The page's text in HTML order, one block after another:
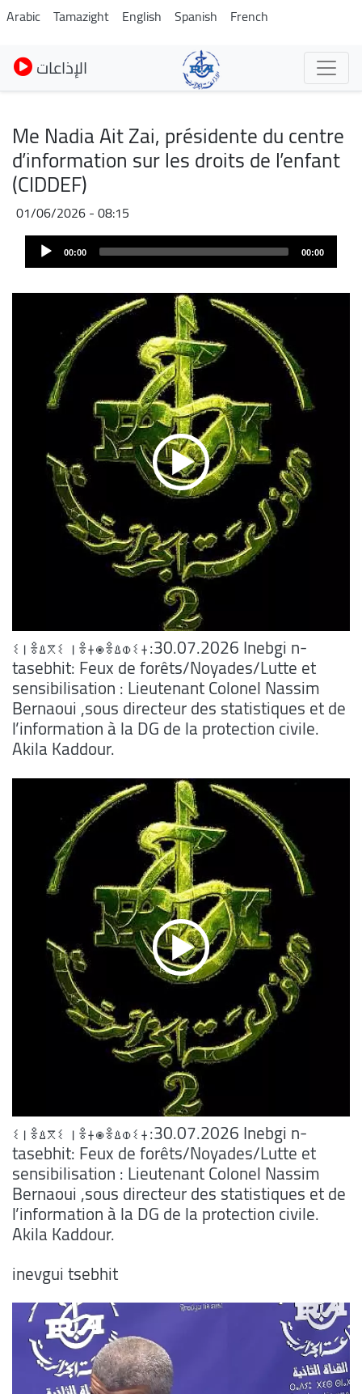
Pasar
al
contenido
principal
Arabic Tamazight English Spanish French
الإذاعات
Me Nadia Ait Zai, présidente du centre
d’information sur les droits de l’enfant
(CIDDEF)
01/06/2026 - 08:15
Audio
Player 00:00 00:00
ⵉⵏⴻⵠⴳⵉ ⵏⴻⵜⵙⴻⵠⵀⵉⵜ:30.07.2026 Inebgi n-
tasebhit: Feux de forêts/Noyades/Lutte et
sensibilisation : Lieutenant Colonel Nassim
Bernaoui ,sous directeur des statistiques et de
l’information à la DG de la protection civile.
Akila Kaddour.
ⵉⵏⴻⵠⴳⵉ ⵏⴻⵜⵙⴻⵠⵀⵉⵜ:30.07.2026 Inebgi n-
tasebhit: Feux de forêts/Noyades/Lutte et
sensibilisation : Lieutenant Colonel Nassim
Bernaoui ,sous directeur des statistiques et de
l’information à la DG de la protection civile.
Akila Kaddour.
inevgui tsebhit